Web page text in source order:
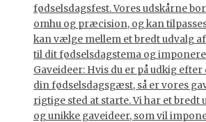
fødselsdagsfest. Vores udskårne
omhu og præcision, og kan
kan vælge mellem et bredt udvalg
til dit fødselsdagstema og
Gaveideer: Hvis du er på udkig
din fødselsdagsgæst, så er vores
rigtige sted at starte. Vi har et bredt
og unikke gaveideer, som vil